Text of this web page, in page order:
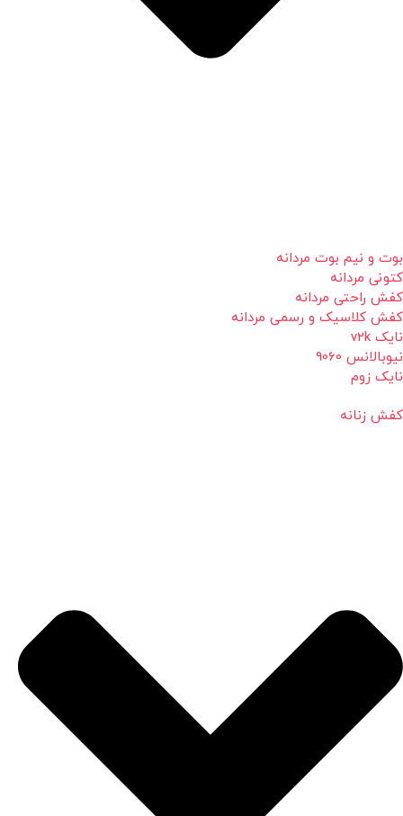
بوت و نیم بوت مردانه
کتونی مردانه
کفش راحتی مردانه
کفش کلاسیک و رسمی مردانه
نایک v2k
نیوبالانس 9060
نایک زوم
کفش زنانه